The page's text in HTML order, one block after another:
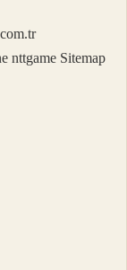
nttgame Sitemap